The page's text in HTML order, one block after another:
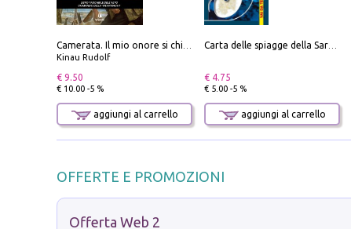
Kinau Rudolf
€ 9.50
€ 10.00 -5 %
aggiungi al carrello
€ 4.75
€ 5.00 -5 %
aggiungi al carrello
OFFERTE E PROMOZIONI
Offerta Web 2